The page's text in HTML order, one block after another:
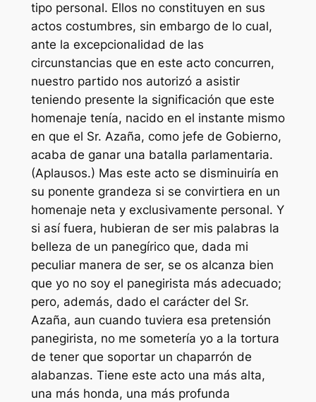
tipo personal. Ellos no constituyen en sus
actos costumbres, sin embargo de lo cual,
ante la excepcionalidad de las
circunstancias que en este acto concurren,
nuestro partido nos autorizó a asistir
teniendo presente la significación que este
homenaje tenía, nacido en el instante mismo
en que el Sr. Azaña, como jefe de Gobierno,
acaba de ganar una batalla parlamentaria.
(Aplausos.) Mas este acto se disminuiría en
su ponente grandeza si se convirtiera en un
homenaje neta y exclusivamente personal. Y
si así fuera, hubieran de ser mis palabras la
belleza de un panegírico que, dada mi
peculiar manera de ser, se os alcanza bien
que yo no soy el panegirista más adecuado;
pero, además, dado el carácter del Sr.
Azaña, aun cuando tuviera esa pretensión
panegirista, no me sometería yo a la tortura
de tener que soportar un chaparrón de
alabanzas. Tiene este acto una más alta,
una más honda, una más profunda